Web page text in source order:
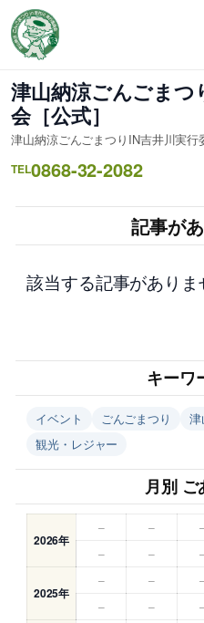
容
を
ス
キ
ッ
プ
津山納涼ごんごまつ
会［公式］
津山納涼ごんごまつりIN吉井川実
TEL0868-32-2082
記事が
該当する記事がありま
キーワ
イベント ごんごまつり
観光・レジャー
月別
2026年
– –
–
–
2025年
– –
–
–